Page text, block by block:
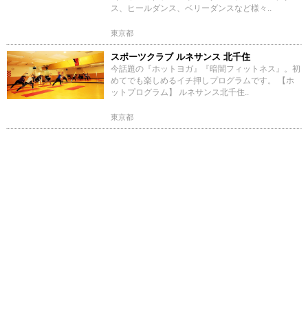
ス、ヒールダンス、ベリーダンスなど様々..
東京都
スポーツクラブ ルネサンス 北千住
今話題の『ホットヨガ』『暗闇フィットネス』。初
めてでも楽しめるイチ押しプログラムです。 【ホ
ットプログラム】 ルネサンス北千住..
東京都